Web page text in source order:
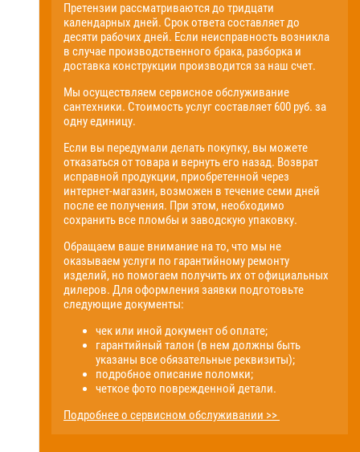
Претензии рассматриваются до тридцати
календарных дней. Срок ответа составляет до
десяти рабочих дней. Если неисправность возникла
в случае производственного брака, разборка и
доставка конструкции производится за наш счет.
Мы осуществляем сервисное обслуживание
сантехники. Стоимость услуг составляет 600 руб. за
одну единицу.
Если вы передумали делать покупку, вы можете
отказаться от товара и вернуть его назад. Возврат
исправной продукции, приобретенной через
интернет-магазин, возможен в течение семи дней
после ее получения. При этом, необходимо
сохранить все пломбы и заводскую упаковку.
Обращаем ваше внимание на то, что мы не
оказываем услуги по гарантийному ремонту
изделий, но помогаем получить их от официальных
дилеров. Для оформления заявки подготовьте
следующие документы:
чек или иной документ об оплате;
гарантийный талон (в нем должны быть
указаны все обязательные реквизиты);
подробное описание поломки;
четкое фото поврежденной детали.
Подробнее о сервисном обслуживании >>